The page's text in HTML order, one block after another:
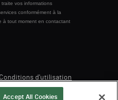
vos informations
conformément à la
à tout moment en contactant
Conditions d'utilisation
Accept All Cookies